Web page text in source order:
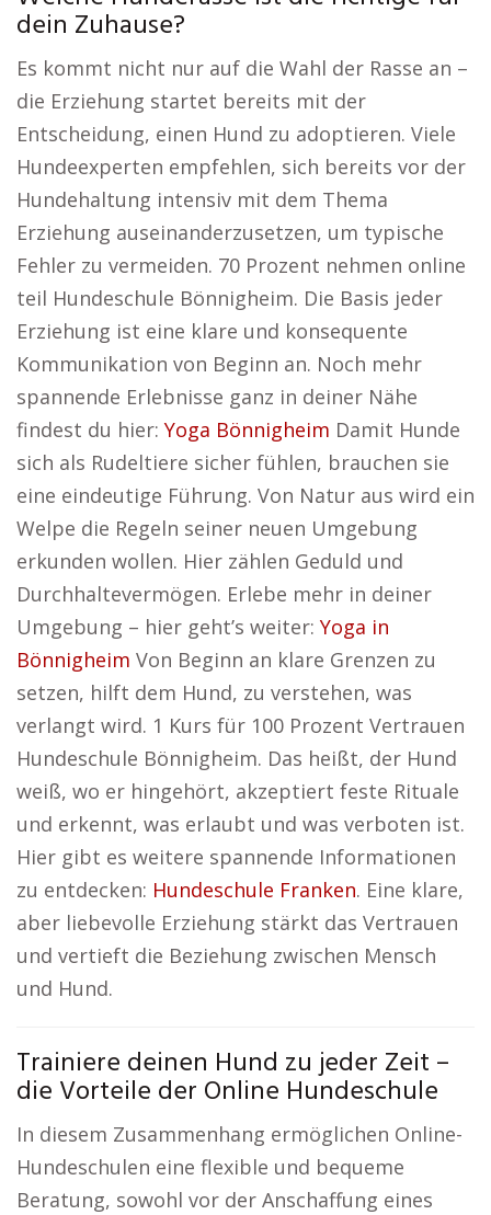
dein Zuhause?
Es kommt nicht nur auf die Wahl der Rasse an –
die Erziehung startet bereits mit der
Entscheidung, einen Hund zu adoptieren. Viele
Hundeexperten empfehlen, sich bereits vor der
Hundehaltung intensiv mit dem Thema
Erziehung auseinanderzusetzen, um typische
Fehler zu vermeiden. 70 Prozent nehmen online
teil Hundeschule Bönnigheim. Die Basis jeder
Erziehung ist eine klare und konsequente
Kommunikation von Beginn an. Noch mehr
spannende Erlebnisse ganz in deiner Nähe
findest du hier: Yoga Bönnigheim Damit Hunde
sich als Rudeltiere sicher fühlen, brauchen sie
eine eindeutige Führung. Von Natur aus wird ein
Welpe die Regeln seiner neuen Umgebung
erkunden wollen. Hier zählen Geduld und
Durchhaltevermögen. Erlebe mehr in deiner
Umgebung – hier geht’s weiter: Yoga in
Bönnigheim Von Beginn an klare Grenzen zu
setzen, hilft dem Hund, zu verstehen, was
verlangt wird. 1 Kurs für 100 Prozent Vertrauen
Hundeschule Bönnigheim. Das heißt, der Hund
weiß, wo er hingehört, akzeptiert feste Rituale
und erkennt, was erlaubt und was verboten ist.
Hier gibt es weitere spannende Informationen
zu entdecken: Hundeschule Franken. Eine klare,
aber liebevolle Erziehung stärkt das Vertrauen
und vertieft die Beziehung zwischen Mensch
und Hund.
Trainiere deinen Hund zu jeder Zeit –
die Vorteile der Online Hundeschule
In diesem Zusammenhang ermöglichen Online-
Hundeschulen eine flexible und bequeme
Beratung, sowohl vor der Anschaffung eines